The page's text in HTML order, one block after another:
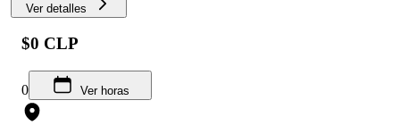
Ver detalles
$0 CLP
0 Ver horas